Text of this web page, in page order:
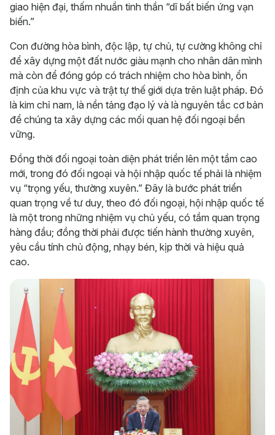
giao hiện đại, thấm nhuần tinh thần “dĩ bất biến ứng vạn
biến.”
Con đường hòa bình, độc lập, tự chủ, tự cường không chỉ
để xây dựng một đất nước giàu mạnh cho nhân dân mình
mà còn để đóng góp có trách nhiệm cho hòa bình, ổn
định của khu vực và trật tự thế giới dựa trên luật pháp. Đó
là kim chỉ nam, là nền tảng đạo lý và là nguyên tắc cơ bản
để chúng ta xây dựng các mối quan hệ đối ngoại bền
vững.
Đồng thời đối ngoại toàn diện phát triển lên một tầm cao
mới, trong đó đối ngoại và hội nhập quốc tế phải là nhiệm
vụ “trọng yếu, thường xuyên.” Đây là bước phát triển
quan trọng về tư duy, theo đó đối ngoại, hội nhập quốc tế
là một trong những nhiệm vụ chủ yếu, có tầm quan trọng
hàng đầu; đồng thời phải được tiến hành thường xuyên,
yêu cầu tính chủ động, nhạy bén, kịp thời và hiệu quả
cao.